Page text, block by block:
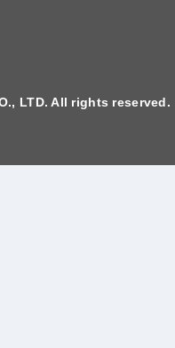
LTD. All rights reserved.